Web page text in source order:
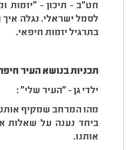
חט"ב - תיכון - ״יזמות
לסמל ישראלי. נגלה
בתרגיל יזמות חיפאי.
תכניות בנושא העיר
ילדי גן - ״העיר שלי״ :
מהו המרחב שמקיף
ביחד נענה על שאלות
אותנו.